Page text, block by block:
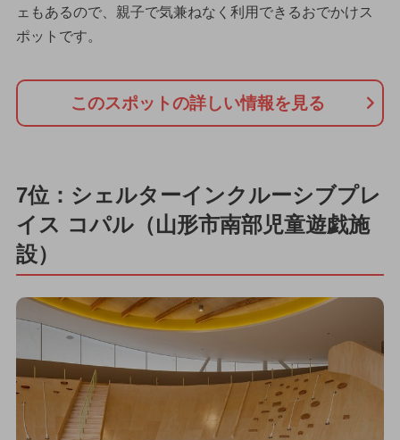
ェもあるので、親子で気兼ねなく利用できるおでかけス
ポットです。
このスポットの詳しい情報を見る
7位：シェルターインクルーシブプレ
イス コパル（山形市南部児童遊戯施
設）